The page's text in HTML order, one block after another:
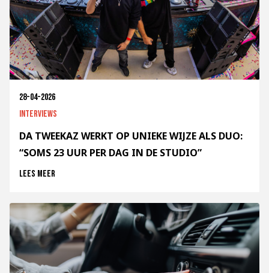
28-04-2026
Interviews
DA TWEEKAZ WERKT OP UNIEKE WIJZE ALS DUO:
“SOMS 23 UUR PER DAG IN DE STUDIO”
Lees meer